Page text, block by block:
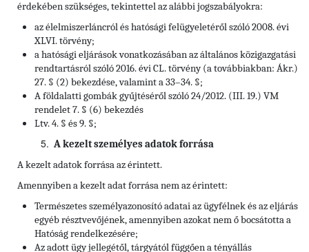
érdekében szükséges, tekintettel az alábbi jogszabályokra:
az élelmiszerláncról és hatósági felügyeletéről szóló 2008. évi
XLVI. törvény;
a hatósági eljárások vonatkozásában az általános közigazgatási
rendtartásról szóló 2016. évi CL. törvény (a továbbiakban: Ákr.)
27. § (2) bekezdése, valamint a 33–34. §;
A földalatti gombák gyűjtéséről szóló 24/2012. (III. 19.) VM
rendelet 7. § (6) bekezdés
Ltv. 4. § és 9. §;
A kezelt személyes adatok forrása
A kezelt adatok forrása az érintett.
Amennyiben a kezelt adat forrása nem az érintett:
Természetes személyazonosító adatai az ügyfélnek és az eljárás
egyéb résztvevőjének, amennyiben azokat nem ő bocsátotta a
Hatóság rendelkezésére;
Az adott ügy jellegétől, tárgyától függően a tényállás